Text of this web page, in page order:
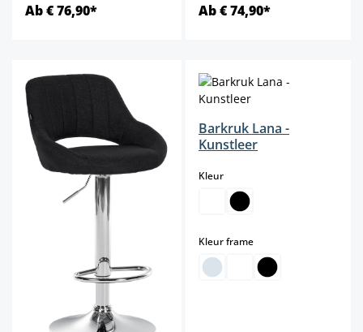
Ab € 76,90* Ab € 74,90*
Barkruk Lana -
Kunstleer
Kleurselect
Kleur frameselect